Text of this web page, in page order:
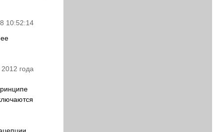
10:52:14
года